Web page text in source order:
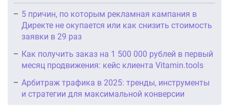
5 причин, по которым рекламная кампания в
Директе не окупается или как снизить стоимость
заявки в 29 раз
Как получить заказ на 1 500 000 рублей в первый
месяц продвижения: кейс клиента Vitamin.tools
Арбитраж трафика в 2025: тренды, инструменты
и стратегии для максимальной конверсии